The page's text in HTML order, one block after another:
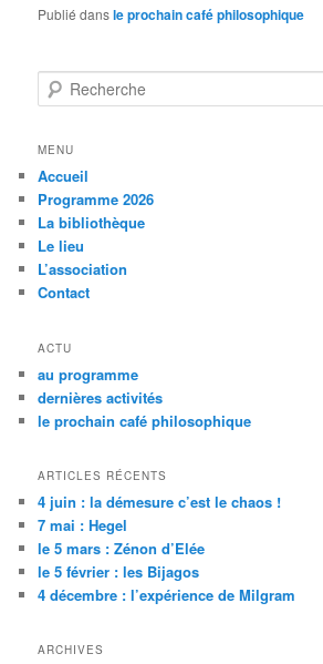
Publié dansle prochain café philosophique
e
h
r
c
h
e
MENU
Accueil
Programme 2026
La bibliothèque
Le lieu
L’association
Contact
ACTU
au programme
dernières activités
le prochain café philosophique
ARTICLES RÉCENTS
4 juin : la démesure c’est le chaos !
7 mai : Hegel
le 5 mars : Zénon d’Elée
le 5 février : les Bijagos
4 décembre : l’expérience de Milgram
ARCHIVES